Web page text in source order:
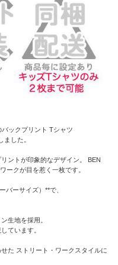
ックプリント Tシャツ
ました。
ントが印象的なデザイン。 BEN
ークが目を惹く一枚です。
バーサイズ）**で、
生地を採用。
ています。
た ストリート・ワークスタイルに